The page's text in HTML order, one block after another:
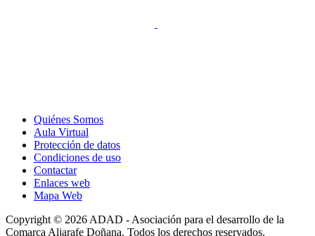
Quiénes Somos
Aula Virtual
Protección de datos
Condiciones de uso
Contactar
Enlaces web
Mapa Web
Copyright © 2026 ADAD - Asociación para el desarrollo de la
Comarca Aljarafe Doñana. Todos los derechos reservados.